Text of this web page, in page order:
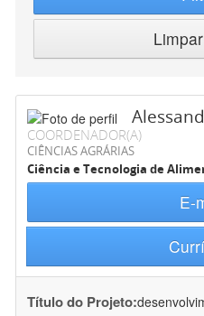
COORDENADOR(A)
CIÊNCIAS AGRÁRIAS
Ciência e Tecnologia de
E-
Título do Projeto: